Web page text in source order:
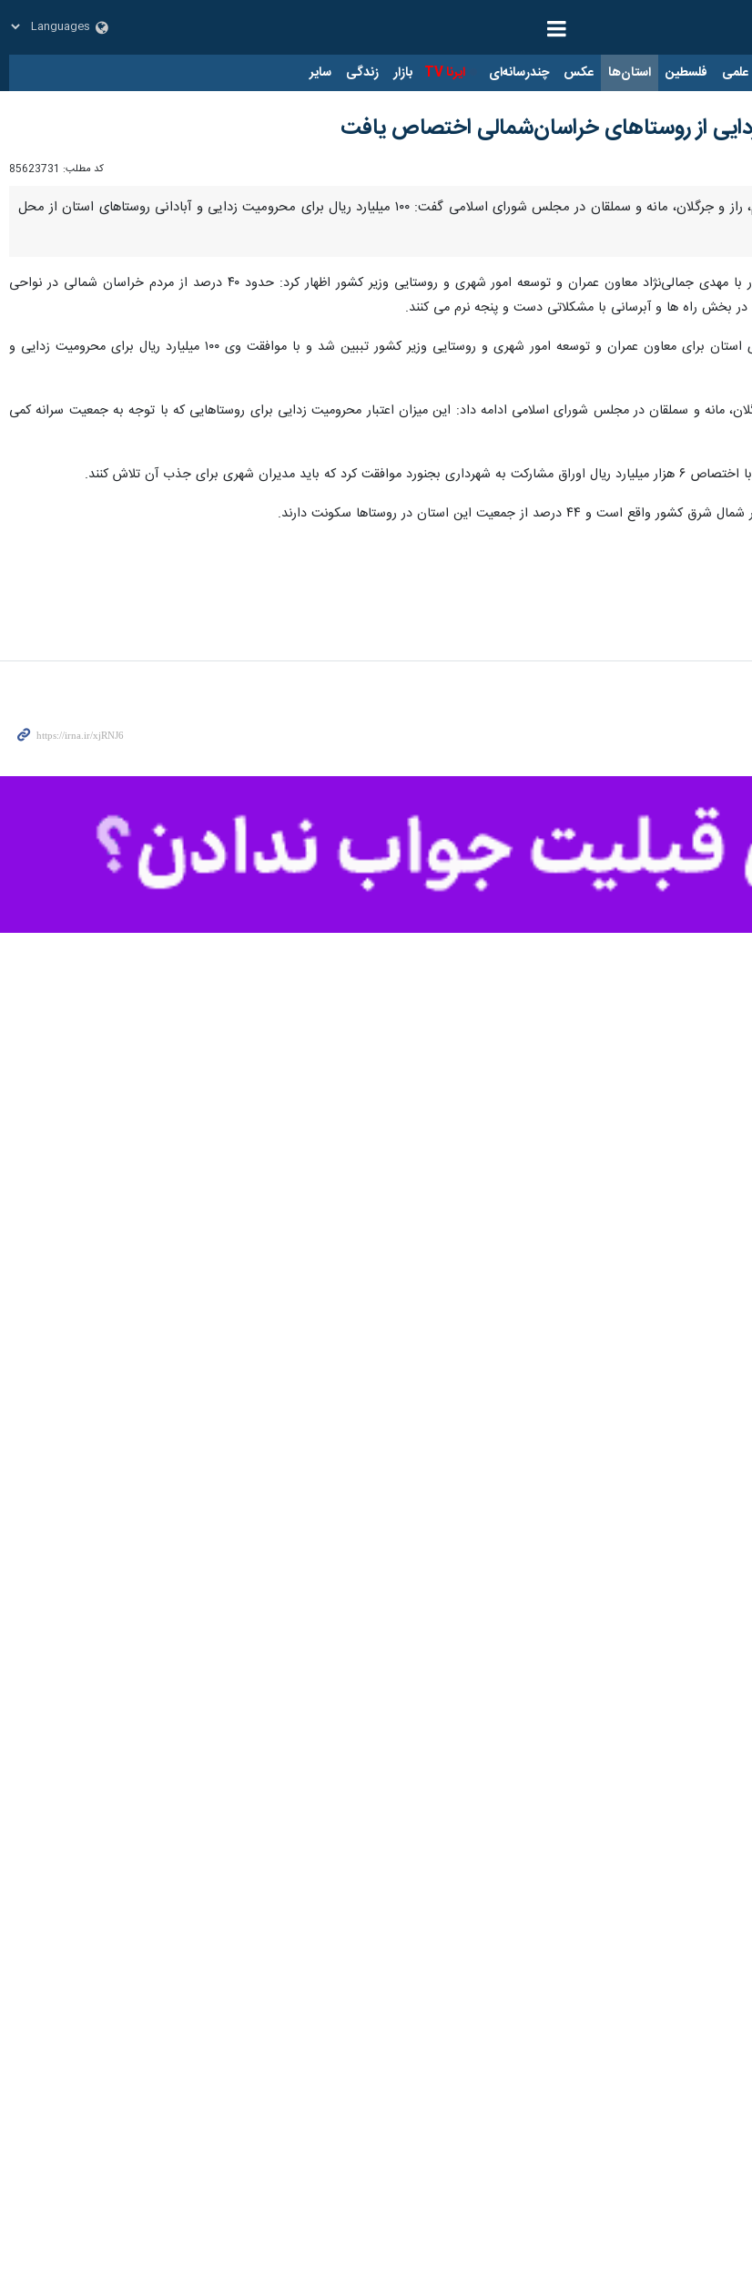
علمی فلسطین استان‌ها عکس چندرسانه‌ای ایرنا TV بازار زندگی سایر
کد مطلب: 85623731
بجنورد- ایرنا- نماینده مردم بجنورد، گرمه، جاجرم، راز و جرگلان، مانه و سملقان در مجلس شورای اسلامی گفت: ۱۰۰ میلیارد ریال برای محرومیت زدایی و آبادانی روستاهای استان از محل
روز پنجشنبه در خصوص دیدار با مهدی جمالی‌نژاد معاون عمران و توسعه امور شهری و روستایی وزیر کشور اظهار کرد: حدود ۴۰ درصد از مردم خراسان شمالی در نواحی
بخش راه ها و آبرسانی با مشکلاتی دست و پنجه نرم می کنند.
وی افزود: در این دیدار مهمترین مشکلات روستاهای استان برای معاون عمران و توسعه امور شهری و روستایی وزیر کشور تببین شد و با موافقت وی ۱۰۰ میلیارد ریال برای محرومیت زدایی و
مانه و سملقان در مجلس شورای اسلامی ادامه داد: این میزان اعتبار محرومیت زدایی برای روستاهایی که با توجه به جمعیت سرانه کمی
شهری برای جذب آن تلاش کنند.
از جمعیت این استان در روستاها سکونت دارند.
و جرگلان، گرمه و جاجرم در مجلس شورای اسلامی:
ویژه دولت است
مانه، سملقان، راز و جرگلان، گرمه و جاجرم در مجلس شورای اسلامی…
جاجرم و مانه و سملقان در مجلس شورای اسلامی: